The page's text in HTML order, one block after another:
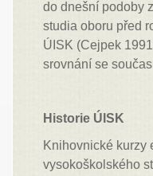
do dnešní podoby
studia oboru před
ÚISK (Cejpek
srovnání se
Historie ÚISK
Knihovnické kurzy
vysokoškolského